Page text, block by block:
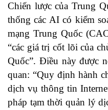
Chiến lược của Trung
thống các AI có kiểm
mạng Trung Quốc
“các giá trị cốt lõi của
Quốc”. Điều này được
quan: “Quy định hành
dịch vụ thông tin
pháp tạm thời quản lý